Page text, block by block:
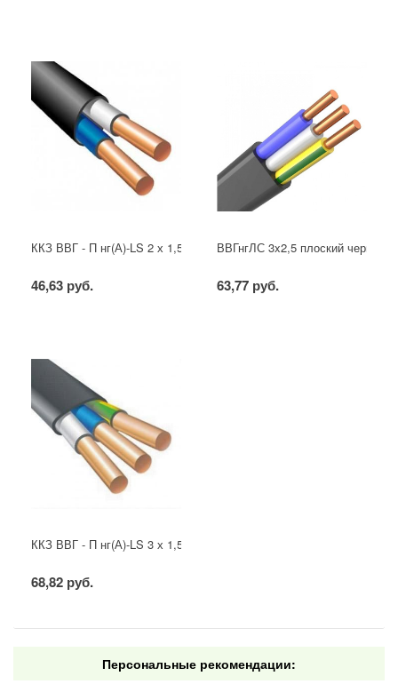
ККЗ ВВГ - П нг(А)-LS 2 х 1,5 ГОСТ
46,63 руб.
ВВГнгЛС 3x2,5 плоский черный
63,77 руб.
ККЗ ВВГ - П нг(А)-LS 3 х 1,5 ГОСТ
68,82 руб.
Персональные рекомендации: